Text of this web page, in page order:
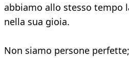
abbiamo allo stesso tempo
nella sua gioia.
Non siamo persone